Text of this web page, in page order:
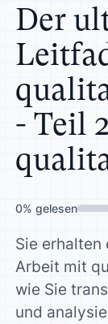
Der
- Teil
0%gelesen
Sie
Arbeit mit
wie Sie
und